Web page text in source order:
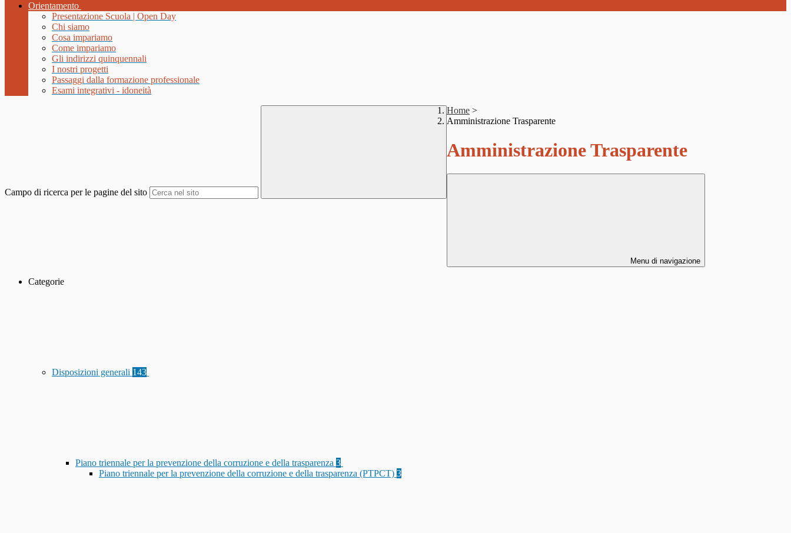
Orientamento
Presentazione Scuola | Open Day
Chi siamo
Cosa impariamo
Come impariamo
Gli indirizzi quinquennali
I nostri progetti
Passaggi dalla formazione professionale
Esami integrativi - idoneità
Campo di ricerca per le pagine del sito
Home >
Amministrazione Trasparente
Amministrazione Trasparente
Menu di navigazione
Categorie
Disposizioni generali 143
Piano triennale per la prevenzione della corruzione e della trasparenza 3
Piano triennale per la prevenzione della corruzione e della trasparenza (PTPCT) 3